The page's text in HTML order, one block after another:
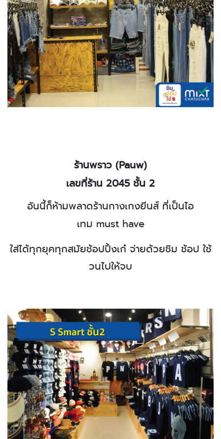
ร้านพราว (Pauw)
เลขที่ร้าน 2045 ชั้น 2
อันนี้ก็ห้ามพลาดร้านกางเกงยีนส์ ที่เป็นไอ
เทม must have
ใส่ได้ทุกยุคทุกสมัยช้อปปิ้งเก๋ จ่ายด้วยชิม ช้อป ใช้
วนไปให้จบ